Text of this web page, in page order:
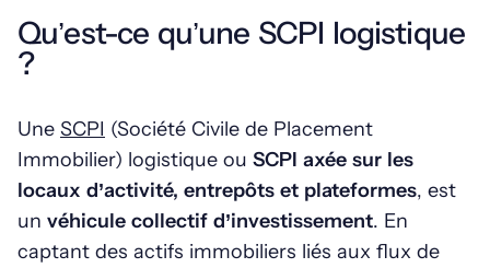
Qu’est-ce qu’une SCPI logistique
?
Une SCPI (Société Civile de Placement
Immobilier) logistique ou SCPI axée sur les
locaux d’activité, entrepôts et plateformes, est
un véhicule collectif d’investissement. En
captant des actifs immobiliers liés aux flux de